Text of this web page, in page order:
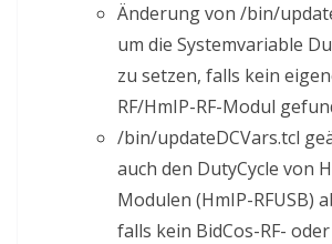
Änderung von /bin/
um die Systemvariable
zu setzen, falls kein
RF/HmIP-RF-Modul
/bin/updateDCVars.tcl
auch den DutyCycle von
Modulen (HmIP-RFUSB)
falls kein BidCos-RF-